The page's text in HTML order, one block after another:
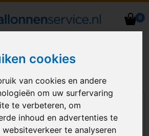
cookies
van cookies en andere
om uw surfervaring
te verbeteren, om
inhoud en advertenties te
te analyseren
0